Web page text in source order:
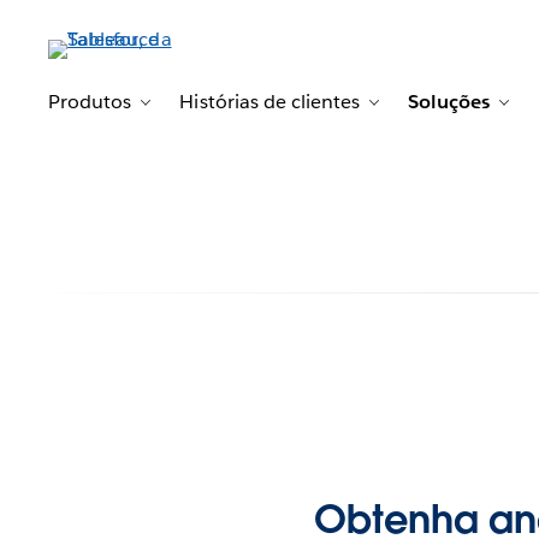
Produtos
Toggle sub-navigation for Produtos
Histórias de clientes
Toggle sub-
Soluções
Obtenha